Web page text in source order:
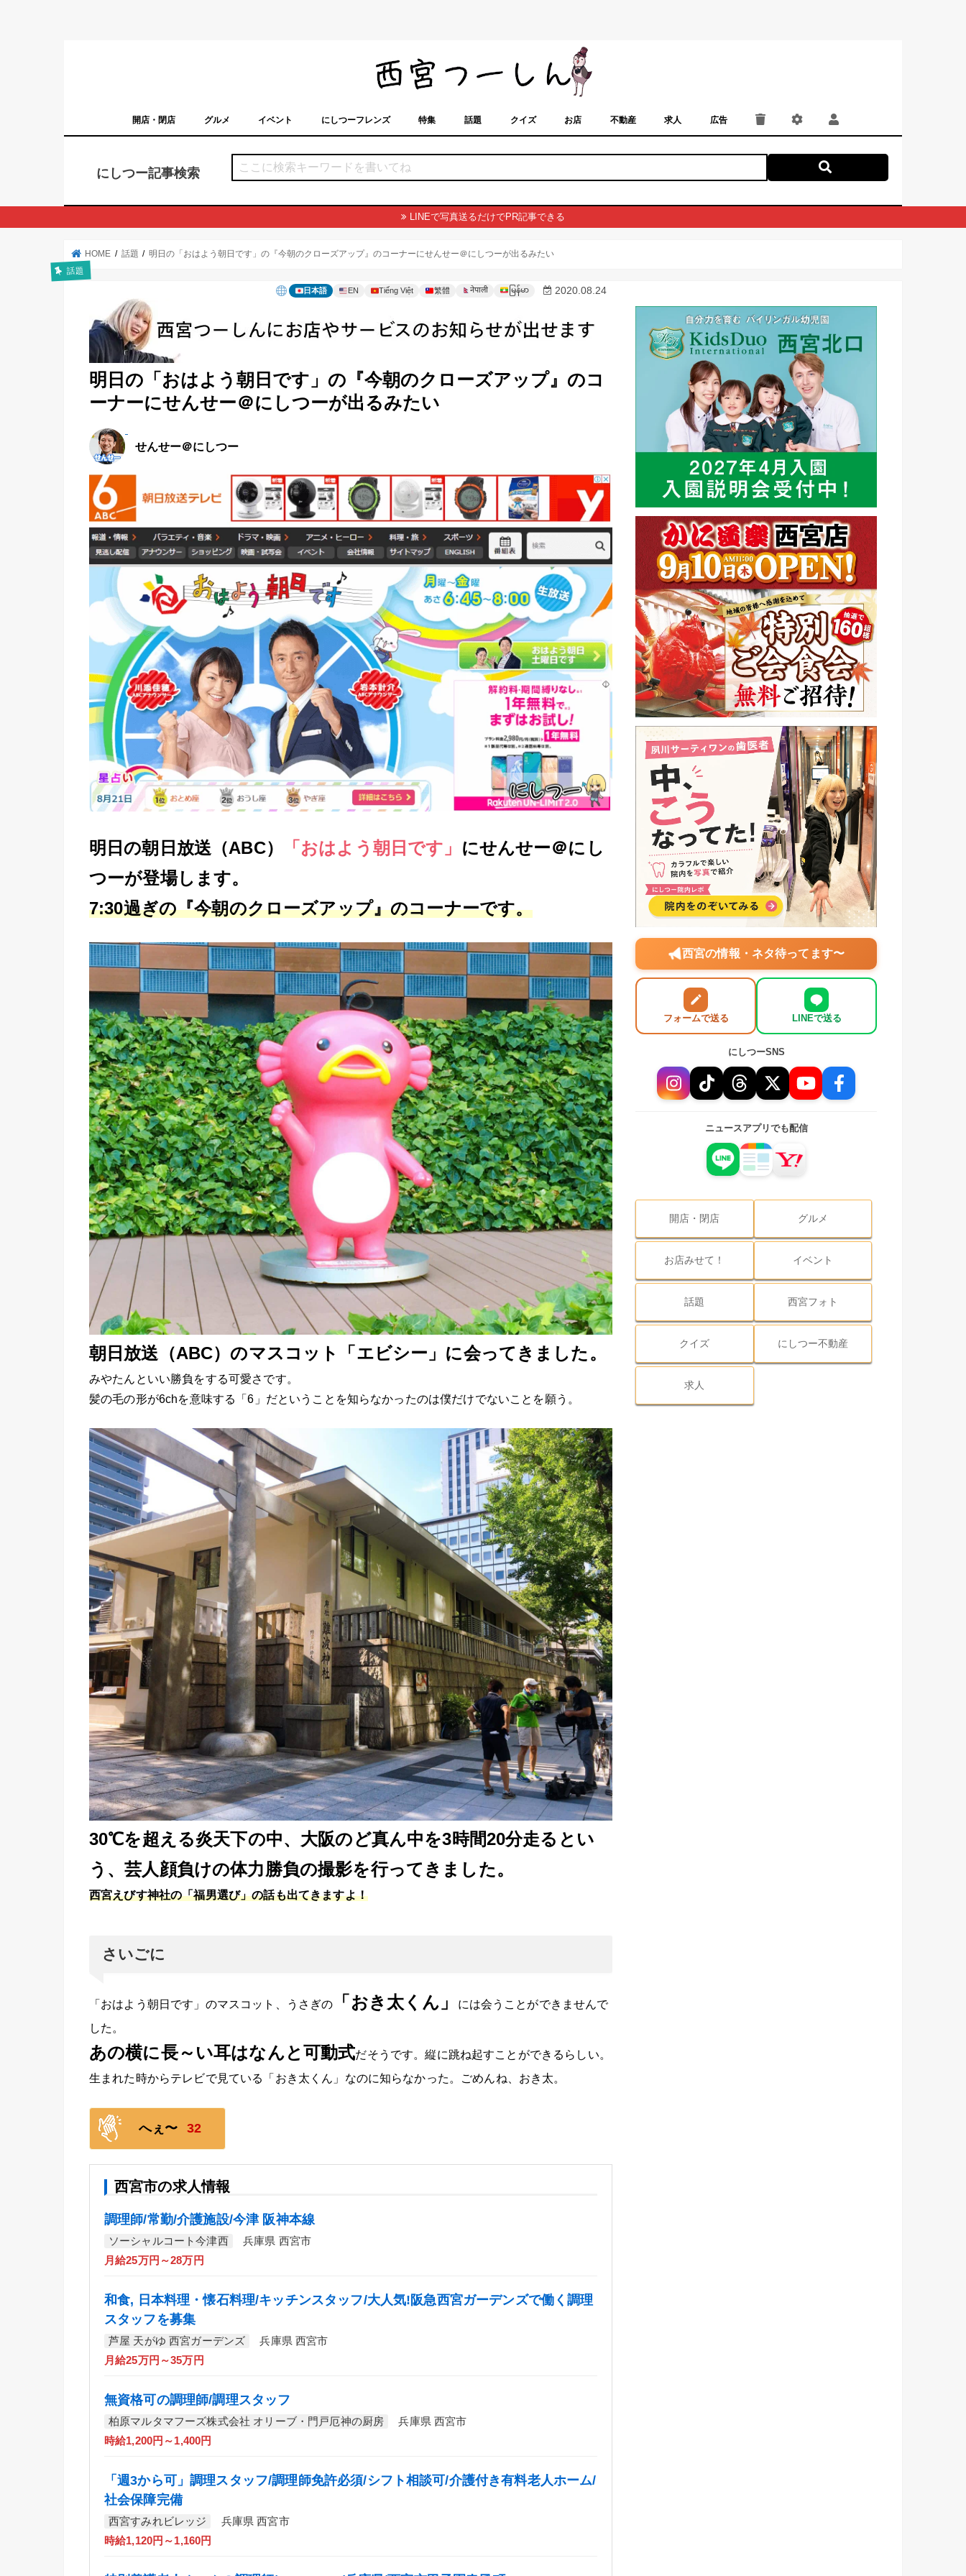
開店・閉店 グルメ イベント にしつーフレンズ 特集 話題 クイズ お店 不動産 求人 広告
にしつー記事検索
LINEで写真送るだけでPR記事できる
HOME 話題 明日の「おはよう朝日です」の『今朝のクローズアップ』のコーナーにせんせー＠にしつーが出るみたい
話題
日本語 EN Tiếng Việt 繁體 नेपाली မြန်မာ 2020.08.24
明日の「おはよう朝日です」の『今朝のクローズアップ』のコ
ーナーにせんせー＠にしつーが出るみたい
せんせー＠にしつー
明日の朝日放送（ABC） 「おはよう朝日です」 にせんせー＠にし
つーが登場します。
7:30過ぎの『今朝のクローズアップ』のコーナーです。
朝日放送（ABC）のマスコット「エビシー」に会ってきました。
みやたんといい勝負をする可愛さです。
髪の毛の形が6chを意味する「6」だということを知らなかったのは僕だけでないことを願う。
30℃を超える炎天下の中、大阪のど真ん中を3時間20分走るとい
う、芸人顔負けの体力勝負の撮影を行ってきました。
西宮えびす神社の「福男選び」の話も出てきますよ！
さいごに
「おはよう朝日です」のマスコット、うさぎの 「おき太くん」
には会うことができませんで
した。
あの横に長～い耳はなんと可動式だそうです。縦に跳ね起すことができるらしい。
生まれた時からテレビで見ている「おき太くん」なのに知らなかった。ごめんね、おき太。
へぇ〜 32
西宮市の求人情報
調理師/常勤/介護施設/今津 阪神本線
ソーシャルコート今津西
兵庫県 西宮市
月給25万円～28万円
和食, 日本料理・懐石料理/キッチンスタッフ/大人気!阪急西宮ガーデンズで働く調理
スタッフを募集
芦屋 天がゆ 西宮ガーデンズ
兵庫県 西宮市
月給25万円～35万円
無資格可の調理師/調理スタッフ
柏原マルタマフーズ株式会社 オリーブ・門戸厄神の厨房
兵庫県 西宮市
時給1,200円～1,400円
「週3から可」調理スタッフ/調理師免許必須/シフト相談可/介護付き有料老人ホーム/
社会保障完備
西宮すみれビレッジ
兵庫県 西宮市
時給1,120円～1,160円
西宮の情報・ネタ待ってます〜
フォームで送る LINEで送る
にしつーSNS
ニュースアプリでも配信
開店・閉店 グルメ
お店みせて！ イベント
話題 西宮フォト
クイズ にしつー不動産
求人